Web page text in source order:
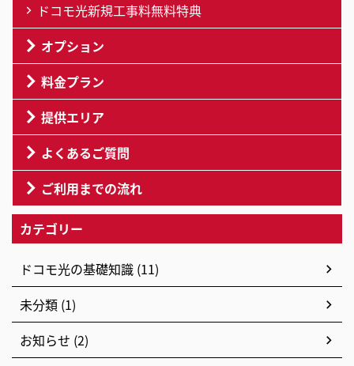
ドコモ光新規工事料無料特典
オプション
料金プラン
提供エリア
よくあるご質問
ご利用までの流れ
カテゴリー
ドコモ光の基礎知識 (11)
未分類 (1)
お知らせ (2)